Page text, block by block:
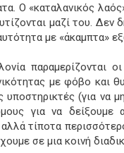
Ο «καταλανικός
μαζί του. Δεν
με «άκαμπτα»
παραμερίζονται
με φόβο και
υποστηρικτές (για να
για να δείξουμε
αλλά τίποτα
σε μια κοινή